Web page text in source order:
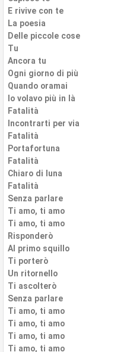
E rivive con te
La poesia
Delle piccole cose
Tu
Ancora tu
Ogni giorno di più
Quando oramai
Io volavo più in là
Fatalità
Incontrarti per via
Fatalità
Portafortuna
Fatalità
Chiaro di luna
Fatalità
Senza parlare
Ti amo, ti amo
Ti amo, ti amo
Risponderò
Al primo squillo
Ti porterò
Un ritornello
Ti ascolterò
Senza parlare
Ti amo, ti amo
Ti amo, ti amo
Ti amo, ti amo
Ti amo, ti amo